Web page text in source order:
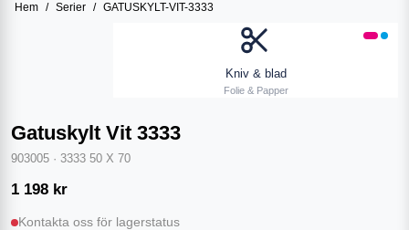
Hem / Serier / GATUSKYLT-VIT-3333
Kniv & blad
Folie & Papper
Gatuskylt Vit 3333
903005 · 3333 50 X 70
1 198 kr
Kontakta oss för lagerstatus